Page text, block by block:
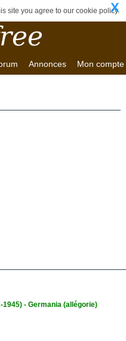
site you agree to our cookie policy.
X
Annonces Mon compte
1945) - Germania (allégorie)